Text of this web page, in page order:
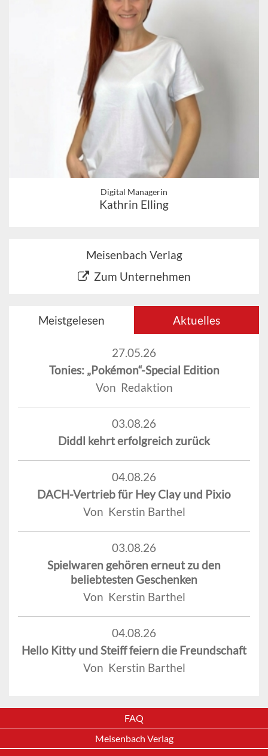
Digital Managerin
Kathrin Elling
Meisenbach Verlag
Zum Unternehmen
Meistgelesen Aktuelles
27.05.26
Tonies: „Pokémon“-Special Edition
Von Redaktion
03.08.26
Diddl kehrt erfolgreich zurück
04.08.26
DACH-Vertrieb für Hey Clay und Pixio
Von Kerstin Barthel
03.08.26
Spielwaren gehören erneut zu den
beliebtesten Geschenken
Von Kerstin Barthel
04.08.26
Hello Kitty und Steiff feiern die Freundschaft
Von Kerstin Barthel
FAQ
Meisenbach Verlag